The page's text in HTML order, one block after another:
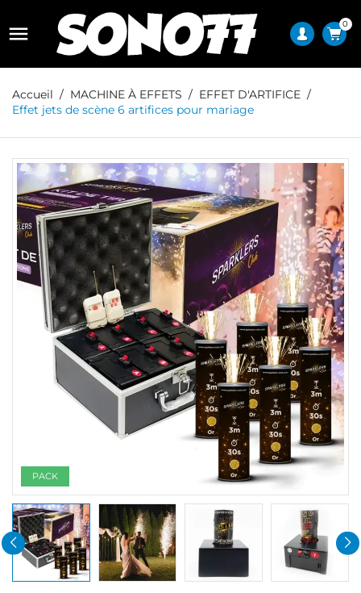
 0
Accueil MACHINE À EFFETS
EFFET D'ARTIFICE
Effet jets de scène 6 artifices pour mariage
PACK